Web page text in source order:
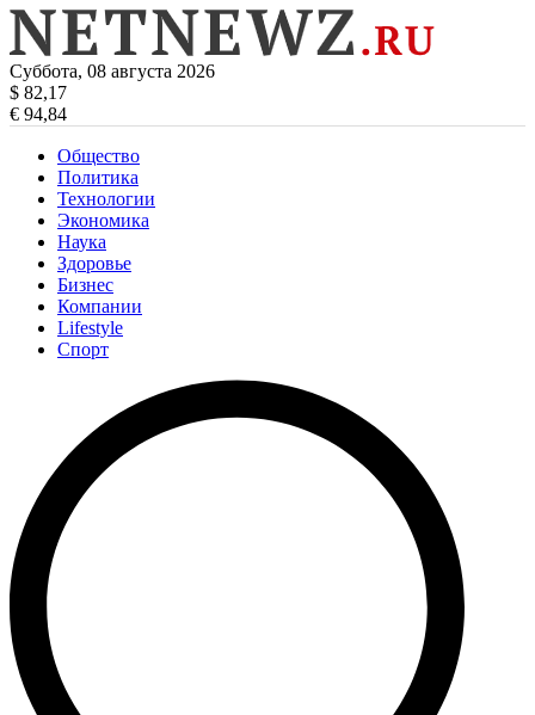
Суббота, 08 августа 2026
$ 82,17
€ 94,84
Общество
Политика
Технологии
Экономика
Наука
Здоровье
Бизнес
Компании
Lifestyle
Спорт